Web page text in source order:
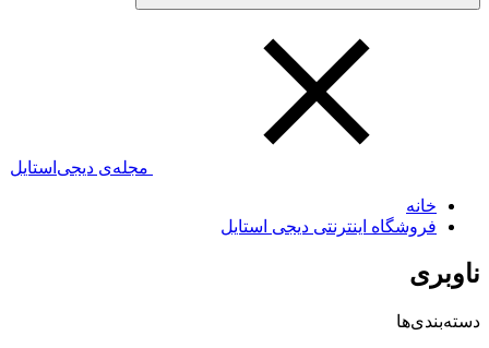
مجله‌ی دیجی‌استایل
خانه
فروشگاه اینترنتی دیجی استایل
ناوبری
دسته‌بندی‌ها